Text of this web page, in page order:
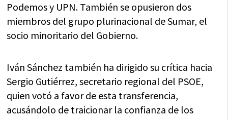
Podemos y UPN. También se opusieron dos
miembros del grupo plurinacional de Sumar, el
socio minoritario del Gobierno.
Iván Sánchez también ha dirigido su crítica hacia
Sergio Gutiérrez, secretario regional del PSOE,
quien votó a favor de esta transferencia,
acusándolo de traicionar la confianza de los